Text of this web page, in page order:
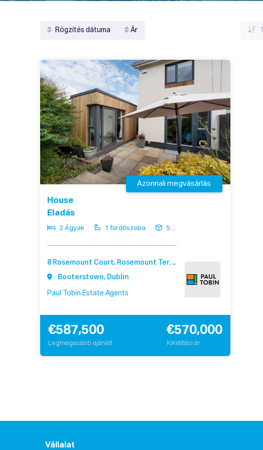
Rögzítés dátuma Ár 1
House
Eladás
2 Ágyak 1 fürdőszoba 5.8 ㎡
Azonnali megvásárlás
8 Rosemount Court, Rosemount Terrace, Booterstown Dublin A94 F540
Booterstown, Dublin
Paul Tobin Estate Agents
€587,500
Legmagasabb ajánlat
€570,000
Kikiáltási ár
Vállalat